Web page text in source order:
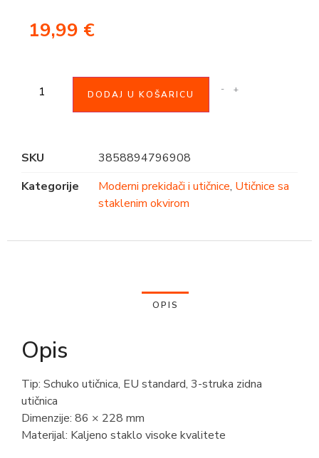
19,99 €
- +
DODAJ U KOŠARICU
SKU
3858894796908
Kategorije
Moderni prekidači i utičnice, Utičnice sa
staklenim okvirom
OPIS
Opis
Tip: Schuko utičnica, EU standard, 3-struka zidna
utičnica
Dimenzije: 86 × 228 mm
Materijal: Kaljeno staklo visoke kvalitete